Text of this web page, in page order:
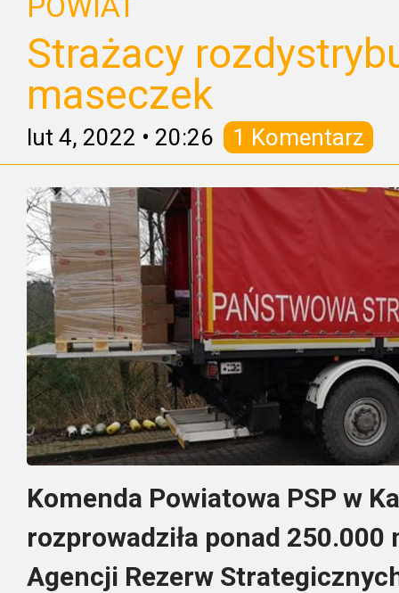
Strażacy
maseczek
lut 4, 2022 • 20:26 1 Komentarz
Komenda Powiatowa PSP w
rozprowadziła ponad 250.000
Agencji Rezerw